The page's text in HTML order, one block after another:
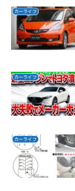
カーライフ
カーライフ
カーライフ